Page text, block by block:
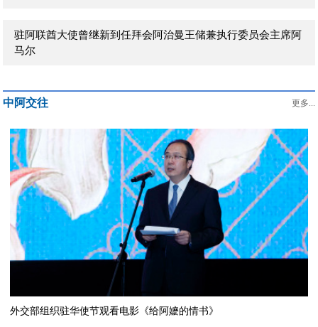
驻阿联酋大使曾继新到任拜会阿治曼王储兼执行委员会主席阿
马尔
默德
中阿交往 更多...
外交部组织驻华使节观看电影《给阿嬷的情书》